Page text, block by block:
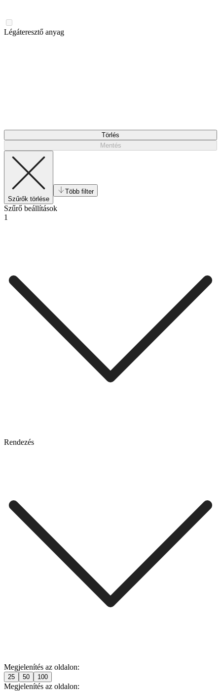
Légáteresztő anyag
Törlés
Mentés
Szűrők törlése
Több filter
Szűrő beállítások
1
Rendezés
Megjelenítés az oldalon:
25 50 100
Megjelenítés az oldalon: